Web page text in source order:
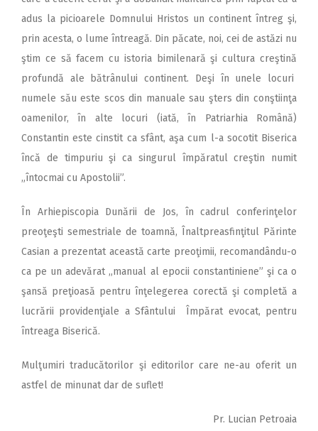
adus la picioarele Domnului Hristos un continent întreg şi,
prin acesta, o lume întreagă. Din păcate, noi, cei de astăzi nu
ştim ce să facem cu istoria bimilenară şi cultura creştină
profundă ale bătrânului continent. Deşi în unele locuri
numele său este scos din manuale sau şters din conştiinţa
oamenilor, în alte locuri (iată, în Patriarhia Română)
Constantin este cinstit ca sfânt, aşa cum l-a socotit Biserica
încă de timpuriu şi ca singurul împăratul creştin numit
„întocmai cu Apostolii”.
În Arhiepiscopia Dunării de Jos, în cadrul conferinţelor
preoţeşti semestriale de toamnă, Înaltpreasfinţitul Părinte
Casian a prezentat această carte preoţimii, recomandându-o
ca pe un adevărat ,,manual al epocii constantiniene” şi ca o
şansă preţioasă pentru înţelegerea corectă şi completă a
lucrării providenţiale a Sfântului Împărat evocat, pentru
întreaga Biserică.
Mulţumiri traducătorilor şi editorilor care ne-au oferit un
astfel de minunat dar de suflet!
Pr. Lucian Petroaia